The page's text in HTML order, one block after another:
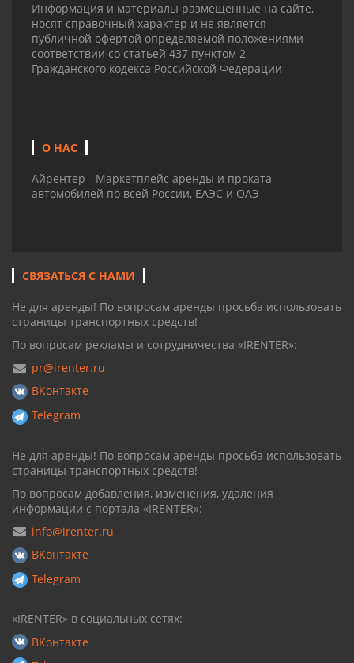
Информация и материалы размещенные на сайте,
носят справочный характер и не является
публичной офертой определяемой положениями
соответствии со статьей 437 пунктом 2
Гражданского кодекса Российской Федерации
О НАС
Айрентер - Маркетплейс аренды и проката
автомобилей по всей России, ЕАЭС и ОАЭ
СВЯЗАТЬСЯ С НАМИ
Не для аренды! По вопросам аренды просьба использовать
страницы транспортных средств!
По вопросам рекламы и сотрудничества «IRENTER»:
pr@irenter.ru
ВКонтакте
Telegram
Не для аренды! По вопросам аренды просьба использовать
страницы транспортных средств!
По вопросам добавления, изменения, удаления
информации с портала «IRENTER»:
info@irenter.ru
ВКонтакте
Telegram
«IRENTER» в социальных сетях:
ВКонтакте